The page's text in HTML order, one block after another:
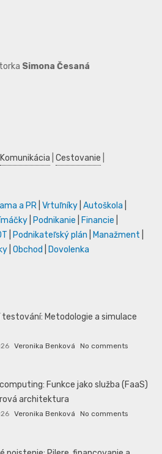
Simona Česaná
Komunikácia Cestovanie
a PR Vrtuľníky Autoškola
Podnikanie Financie
Podnikateľský plán Manažment
Obchod Dovolenka
Metodologie a simulace
Veronika Benková No comments
Funkce jako služba (FaaS)
architektura
Veronika Benková No comments